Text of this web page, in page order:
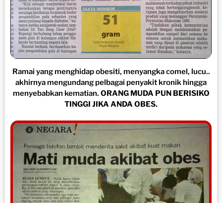
Ramai yang menghidap obesiti, menyangka comel, lucu..
akhirnya mengundang pelbagai penyakit kronik hingga
menyebabkan kematian. ORANG MUDA PUN BERISIKO
TINGGI JIKA ANDA OBES.